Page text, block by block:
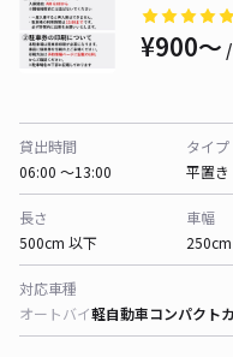
¥900〜
貸出時間
06:00 〜13:00
タイプ
平置き
長さ
500cm 以下
車幅
対応車種
オートバイ軽自動車コンパクト